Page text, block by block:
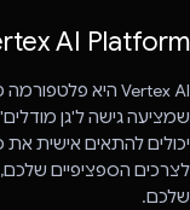
AI Platform
יכולים להתאים אישית
לצרכים הספציפיים
שלכם.